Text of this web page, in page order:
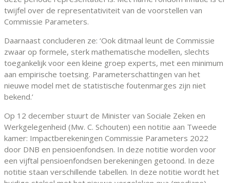
twijfel over de representativiteit van de voorstellen van
Commissie Parameters.
Daarnaast concluderen ze: ‘Ook ditmaal leunt de Commissie
zwaar op formele, sterk mathematische modellen, slechts
toegankelijk voor een kleine groep experts, met een minimum
aan empirische toetsing. Parameterschattingen van het
nieuwe model met de statistische foutenmarges zijn niet
bekend.’
Op 12 december stuurt de Minister van Sociale Zeken en
Werkgelegenheid (Mw. C. Schouten) een notitie aan Tweede
kamer: Impactberekeningen Commissie Parameters 2022
door DNB en pensioenfondsen. In deze notitie worden voor
een vijftal pensioenfondsen berekeningen getoond. In deze
notitie staan verschillende tabellen. In deze notitie wordt het